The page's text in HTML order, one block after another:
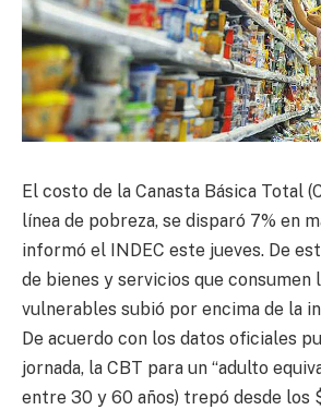
El costo de la Canasta Básica Total
línea de pobreza, se disparó 7% en
informó el INDEC este jueves. De
de bienes y servicios que consumen
vulnerables subió por encima de la
De acuerdo con los datos oficiales
jornada, la CBT para un “adulto
entre 30 y 60 años) trepó desde los